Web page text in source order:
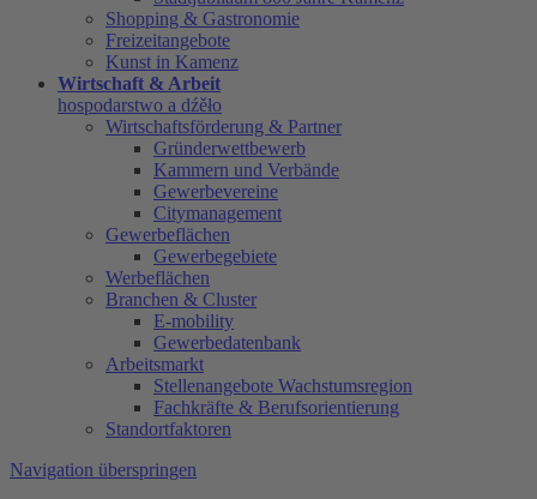
Shopping & Gastronomie
Freizeitangebote
Kunst in Kamenz
Wirtschaft & Arbeit
hospodarstwo a dźěło
Wirtschaftsförderung & Partner
Gründerwettbewerb
Kammern und Verbände
Gewerbevereine
Citymanagement
Gewerbeflächen
Gewerbegebiete
Werbeflächen
Branchen & Cluster
E-mobility
Gewerbedatenbank
Arbeitsmarkt
Stellenangebote Wachstumsregion
Fachkräfte & Berufsorientierung
Standortfaktoren
Navigation überspringen